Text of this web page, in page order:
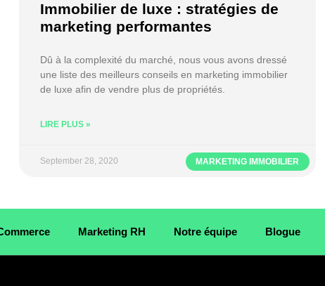
MARKETING IMMOBILIER
Immobilier de luxe : stratégies de
marketing performantes
Dû à la complexité du marché, nous vous avons dressé
une liste des meilleurs conseils en marketing immobilier
de luxe afin de vendre plus de propriétés.
LIRE PLUS »
September 28, 2020
Marketing RH Notre équipe Blogue